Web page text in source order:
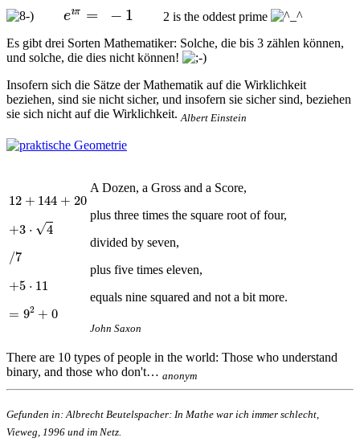
eıπ = − 1
1
2 is the oddest prime
Es gibt drei Sorten Mathematiker: Solche, die bis 3 zählen können,
und solche, die dies nicht können!
Insofern sich die Sätze der Mathematik auf die Wirklichkeit
beziehen, sind sie nicht sicher, und insofern sie sicher sind, beziehen
sie sich nicht auf die Wirklichkeit. Albert Einstein
12 + 144 + 20
12 144+20
+3 ⋅ √4
/7
7
+5 ⋅ 11
+ 5⋅ 11
= 92 + 0
2+
A Dozen, a Gross and a Score,
plus three times the square root of four,
divided by seven,
plus five times eleven,
equals nine squared and not a bit more.
John Saxon
There are 10 types of people in the world: Those who understand
binary, and those who don't… anonym
Gefunden in: Albrecht Beutelspacher: In Mathe war ich immer schlecht,
Vieweg, 1996 und im Netz.